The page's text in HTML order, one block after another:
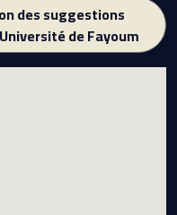
des suggestions
de Fayoum